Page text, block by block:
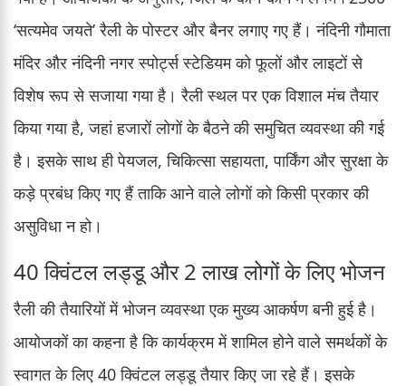
‘सत्यमेव जयते’ रैली के पोस्टर और बैनर लगाए गए हैं। नंदिनी गौमाता
मंदिर और नंदिनी नगर स्पोर्ट्स स्टेडियम को फूलों और लाइटों से
विशेष रूप से सजाया गया है। रैली स्थल पर एक विशाल मंच तैयार
किया गया है, जहां हजारों लोगों के बैठने की समुचित व्यवस्था की गई
है। इसके साथ ही पेयजल, चिकित्सा सहायता, पार्किंग और सुरक्षा के
कड़े प्रबंध किए गए हैं ताकि आने वाले लोगों को किसी प्रकार की
असुविधा न हो।
40 क्विंटल लड्डू और 2 लाख लोगों के लिए भोजन
रैली की तैयारियों में भोजन व्यवस्था एक मुख्य आकर्षण बनी हुई है।
आयोजकों का कहना है कि कार्यक्रम में शामिल होने वाले समर्थकों के
स्वागत के लिए 40 क्विंटल लड्डू तैयार किए जा रहे हैं। इसके